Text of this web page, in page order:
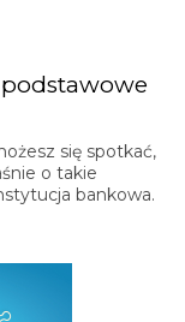
się spotkać,
o takie
bankowa.